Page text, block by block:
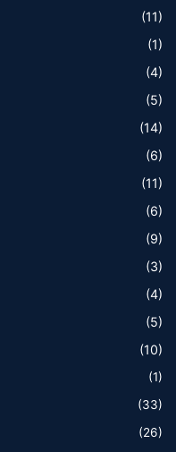
(11)
(1)
(4)
(5)
(14)
(6)
(11)
(6)
(9)
(3)
(4)
(5)
(10)
(1)
(33)
(26)